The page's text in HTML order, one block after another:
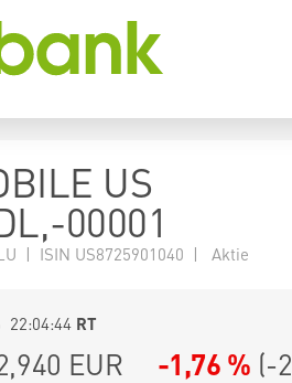
US
00001
| ISIN US8725901040 | Aktie
22:04:44 RT
EUR -1,76 % (-